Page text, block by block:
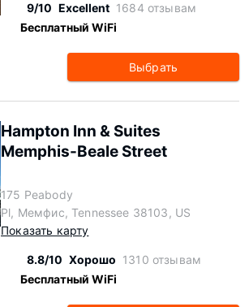
9/10 Excellent 1684 отзывам
Бесплатный WiFi
Выбрать
Hampton Inn & Suites
Memphis-Beale Street
175 Peabody
Pl, Мемфис, Tennessee 38103, US
Показать карту
8.8/10 Хорошо 1310 отзывам
Бесплатный WiFi